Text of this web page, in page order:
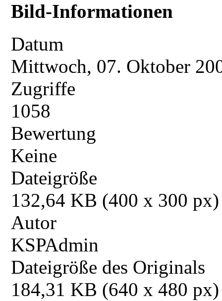
Bild-Informationen
Datum
Mittwoch, 07. Oktober
Zugriffe
1058
Bewertung
Keine
Dateigröße
132,64 KB (400 x 300 px)
Autor
KSPAdmin
Dateigröße des Originals
184,31 KB (640 x 480 px)